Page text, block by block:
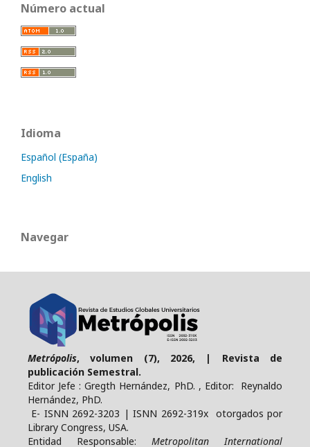
Número actual
Idioma
Español (España)
English
Navegar
Metrópolis, volumen (7), 2026, | Revista de
publicación Semestral.
Editor Jefe : Gregth Hernández, PhD. , Editor: Reynaldo
Hernández, PhD.
E- ISNN 2692-3203 | ISNN 2692-319x otorgados por
Library Congress, USA.
Entidad Responsable: Metropolitan International